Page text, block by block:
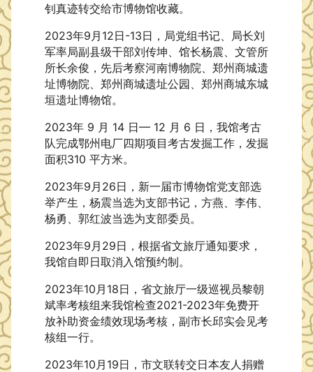
钊真迹转交给市博物馆收藏。
2023年9月12日-13日，局党组书记、局长刘
军率局副县级干部刘传坤、馆长杨震、文管所
所长余俊，先后考察河南博物院、郑州商城遗
址博物院、郑州商城遗址公园、郑州商城东城
垣遗址博物馆。
2023年 9 月 14 日— 12 月 6 日，我馆考古
队完成鄂州电厂四期项目考古发掘工作，发掘
面积310 平方米。
2023年9月26日，新一届市博物馆党支部选
举产生，杨震当选为支部书记，方燕、李伟、
杨勇、郭红波当选为支部委员。
2023年9月29日，根据省文旅厅通知要求，
我馆自即日取消入馆预约制。
2023年10月18日，省文旅厅一级巡视员黎朝
斌率考核组来我馆检查2021-2023年免费开
放补助资金绩效现场考核，副市长邱实会见考
核组一行。
2023年10月19日，市文联转交日本友人捐赠